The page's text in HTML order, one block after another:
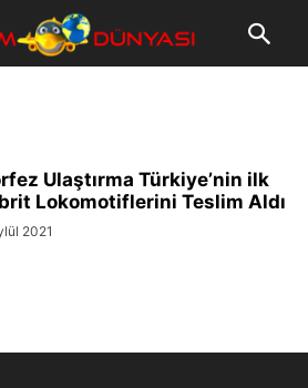
Ulaştırma Türkiye’nin ilk
Lokomotiflerini Teslim Aldı
2021